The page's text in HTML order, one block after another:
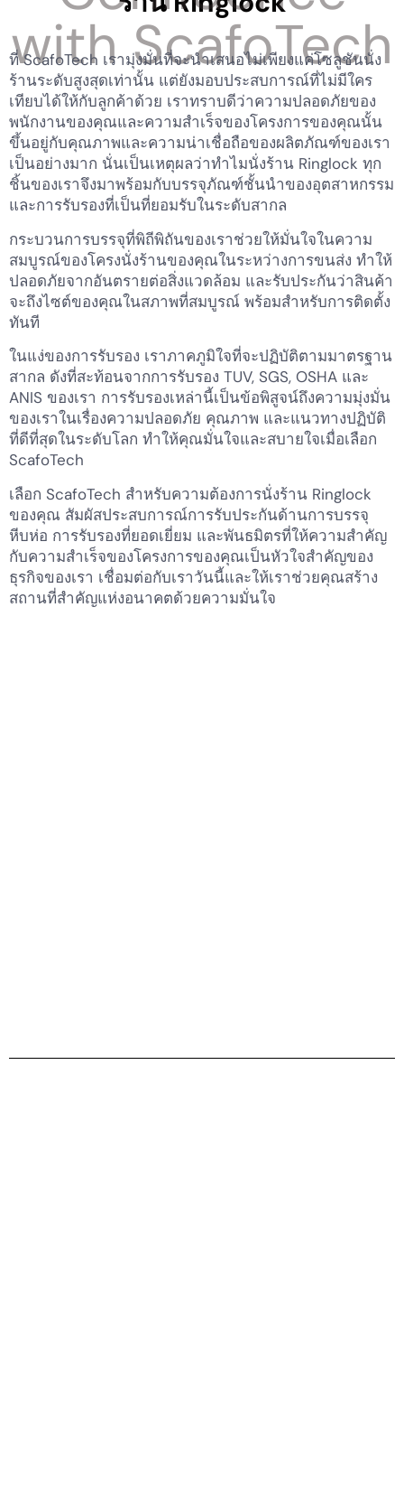
ที่ ScafoTech เรามุ่งมั่นที่จะนำเสนอไม่เพียงแค่โซลูชันนั่ง
ร้านระดับสูงสุดเท่านั้น แต่ยังมอบประสบการณ์ที่ไม่มีใคร
เทียบได้ให้กับลูกค้าด้วย เราทราบดีว่าความปลอดภัยของ
พนักงานของคุณและความสำเร็จของโครงการของคุณนั้น
ขึ้นอยู่กับคุณภาพและความน่าเชื่อถือของผลิตภัณฑ์ของเรา
เป็นอย่างมาก นั่นเป็นเหตุผลว่าทำไมนั่งร้าน Ringlock ทุก
ชิ้นของเราจึงมาพร้อมกับบรรจุภัณฑ์ชั้นนำของอุตสาหกรรม
และการรับรองที่เป็นที่ยอมรับในระดับสากล
กระบวนการบรรจุที่พิถีพิถันของเราช่วยให้มั่นใจในความ
สมบูรณ์ของโครงนั่งร้านของคุณในระหว่างการขนส่ง ทำให้
ปลอดภัยจากอันตรายต่อสิ่งแวดล้อม และรับประกันว่าสินค้า
จะถึงไซต์ของคุณในสภาพที่สมบูรณ์ พร้อมสำหรับการติดตั้ง
ทันที
ในแง่ของการรับรอง เราภาคภูมิใจที่จะปฏิบัติตามมาตรฐาน
สากล ดังที่สะท้อนจากการรับรอง TUV, SGS, OSHA และ
ANIS ของเรา การรับรองเหล่านี้เป็นข้อพิสูจน์ถึงความมุ่งมั่น
ของเราในเรื่องความปลอดภัย คุณภาพ และแนวทางปฏิบัติ
ที่ดีที่สุดในระดับโลก ทำให้คุณมั่นใจและสบายใจเมื่อเลือก
ScafoTech
เลือก ScafoTech สำหรับความต้องการนั่งร้าน Ringlock
ของคุณ สัมผัสประสบการณ์การรับประกันด้านการบรรจุ
หีบห่อ การรับรองที่ยอดเยี่ยม และพันธมิตรที่ให้ความสำคัญ
กับความสำเร็จของโครงการของคุณเป็นหัวใจสำคัญของ
ธุรกิจของเรา เชื่อมต่อกับเราวันนี้และให้เราช่วยคุณสร้าง
สถานที่สำคัญแห่งอนาคตด้วยความมั่นใจ